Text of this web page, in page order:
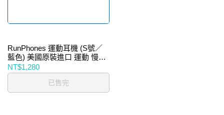
RunPhones 運動耳機 (S號／
藍色) 美國原裝進口 運動 慢跑
跑步 MP3 音樂 耳機
NT$1,280
已售完